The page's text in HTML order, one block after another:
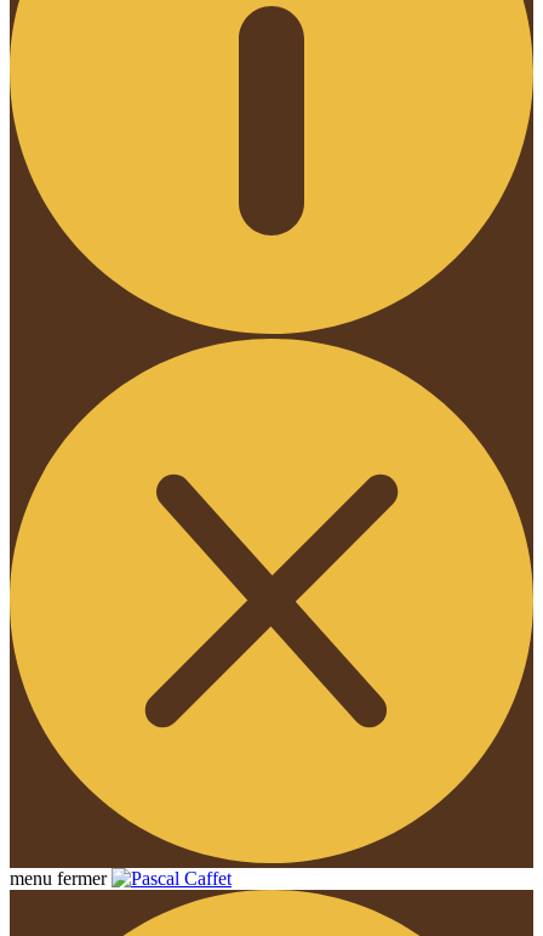
menu fermer